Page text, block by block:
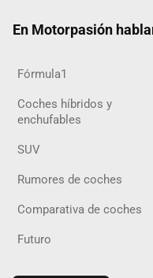
En Motorpasión
Fórmula1
Coches híbridos y
enchufables
SUV
Rumores de coches
Comparativa de coches
Futuro